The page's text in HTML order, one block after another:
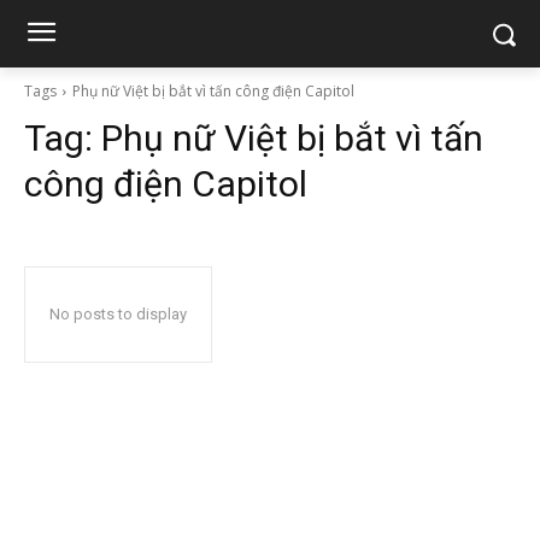
Tags Phụ nữ Việt bị bắt vì tấn công điện Capitol
Tag: Phụ nữ Việt bị bắt vì tấn
công điện Capitol
No posts to display